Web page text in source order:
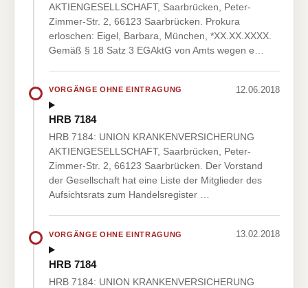
AKTIENGESELLSCHAFT, Saarbrücken, Peter-
Zimmer-Str. 2, 66123 Saarbrücken. Prokura
erloschen: Eigel, Barbara, München, *XX.XX.XXXX.
Gemäß § 18 Satz 3 EGAktG von Amts wegen e…
VORGÄNGE OHNE EINTRAGUNG 12.06.2018
HRB 7184
HRB 7184: UNION KRANKENVERSICHERUNG
AKTIENGESELLSCHAFT, Saarbrücken, Peter-
Zimmer-Str. 2, 66123 Saarbrücken. Der Vorstand
der Gesellschaft hat eine Liste der Mitglieder des
Aufsichtsrats zum Handelsregister …
VORGÄNGE OHNE EINTRAGUNG 13.02.2018
HRB 7184
HRB 7184: UNION KRANKENVERSICHERUNG